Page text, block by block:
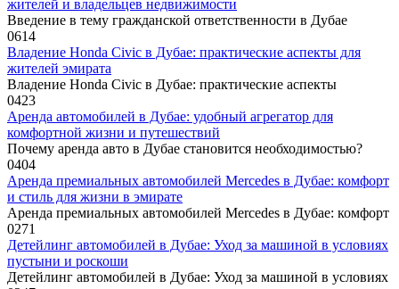
жителей и владельцев недвижимости
Введение в тему гражданской ответственности в Дубае
0614
Владение Honda Civic в Дубае: практические аспекты для
жителей эмирата
Владение Honda Civic в Дубае: практические аспекты
0423
Аренда автомобилей в Дубае: удобный агрегатор для
комфортной жизни и путешествий
Почему аренда авто в Дубае становится необходимостью?
0404
Аренда премиальных автомобилей Mercedes в Дубае: комфорт
и стиль для жизни в эмирате
Аренда премиальных автомобилей Mercedes в Дубае: комфорт
0271
Детейлинг автомобилей в Дубае: Уход за машиной в условиях
пустыни и роскоши
Детейлинг автомобилей в Дубае: Уход за машиной в условиях